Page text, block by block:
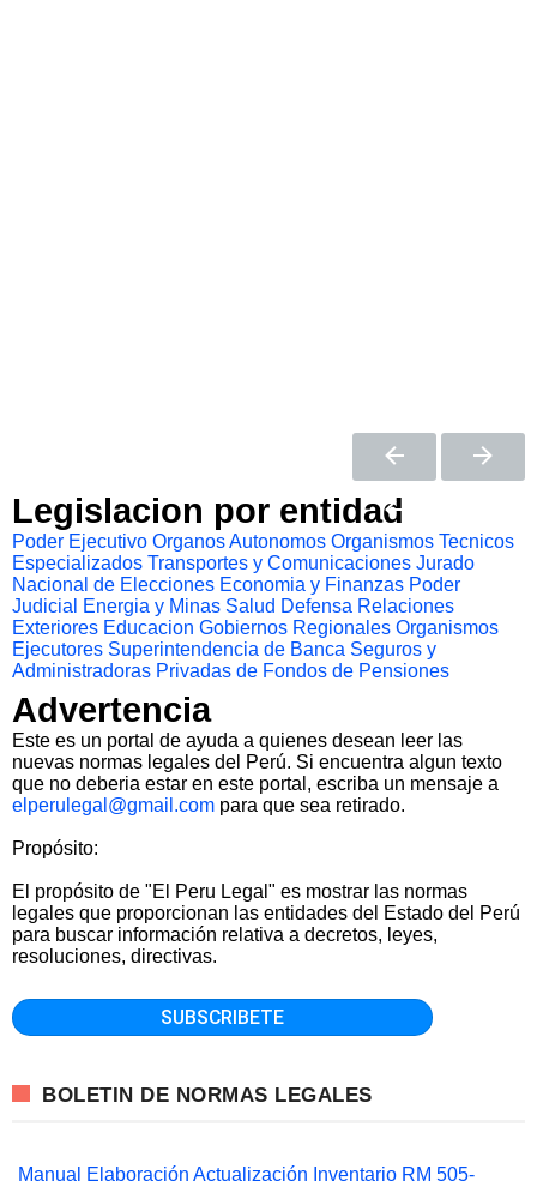
Legislacion por entidad
Poder Ejecutivo Organos Autonomos Organismos Tecnicos
Especializados Transportes y Comunicaciones Jurado
Nacional de Elecciones Economia y Finanzas Poder
Judicial
Energia y Minas Salud Defensa Relaciones
Exteriores Educacion Gobiernos Regionales Organismos
Ejecutores Superintendencia de Banca Seguros y
Administradoras Privadas de Fondos de Pensiones
Advertencia
Este es un portal de ayuda a quienes desean leer las
nuevas normas legales del Perú. Si encuentra algun texto
que no deberia estar en este portal, escriba un mensaje a
elperulegal@gmail.com para que sea retirado.
Propósito:
El propósito de "El Peru Legal" es mostrar las normas
legales que proporcionan las entidades del Estado del Perú
para buscar información relativa a decretos, leyes,
resoluciones, directivas.
BOLETIN DE NORMAS LEGALES
Manual Elaboración Actualización Inventario RM 505-